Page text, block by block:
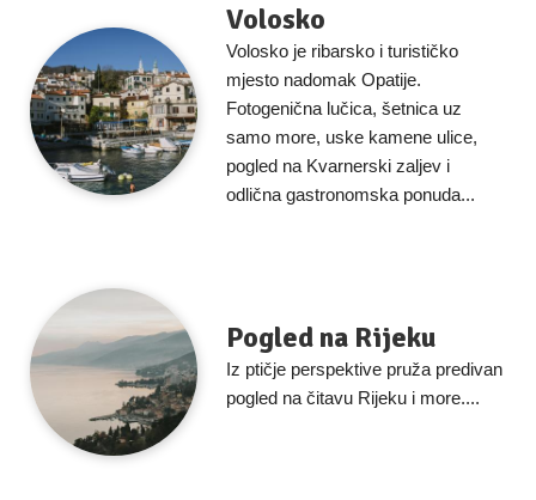
Volosko
Volosko je ribarsko i turističko
mjesto nadomak Opatije.
Fotogenična lučica, šetnica uz
samo more, uske kamene ulice,
pogled na Kvarnerski zaljev i
odlična gastronomska ponuda...
Pogled na Rijeku
Iz ptičje perspektive pruža predivan
pogled na čitavu Rijeku i more....